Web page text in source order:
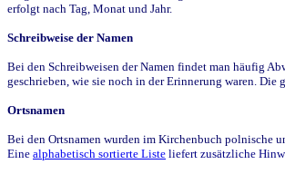
erfolgt nach Tag, Monat und Jahr.
Schreibweise der Namen
Bei den Schreibweisen der Namen findet man häufig
geschrieben, wie sie noch in der Erinnerung waren.
Ortsnamen
Bei den Ortsnamen wurden im Kirchenbuch polnische
Eine alphabetisch sortierte Liste liefert zusätzliche